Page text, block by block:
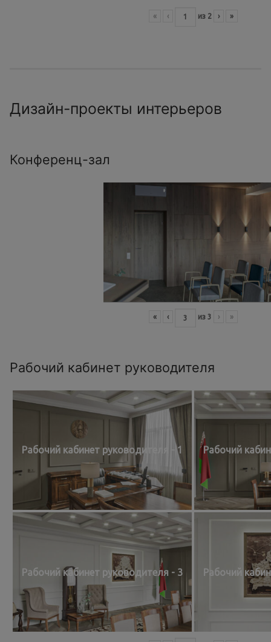
« ‹ из 2 › »
Дизайн-проекты интерьеров
Конференц-зал
« ‹ из 3 › »
Рабочий кабинет руководителя
Рабочий кабинет руководителя - 1 Рабочий
Рабочий кабинет руководителя - 3 Рабочий